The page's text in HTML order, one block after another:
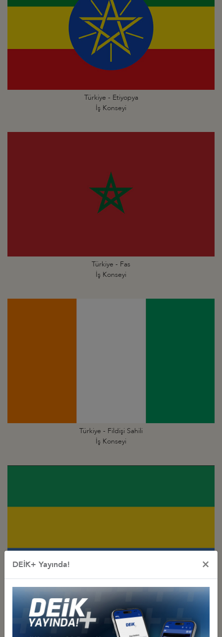
Türkiye - Etiyopya
İş Konseyi
Türkiye - Fas
İş Konseyi
Türkiye - Fildişi Sahili
İş Konseyi
Türkiye - Gabon
İş Konseyi
DEİK+ Yayında! ×